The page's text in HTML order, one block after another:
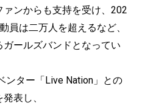
ンからも支持を受け、202
員は二万人を超えるなど、
ールズバンドとなってい
ンター「Live Nation」との
表し、